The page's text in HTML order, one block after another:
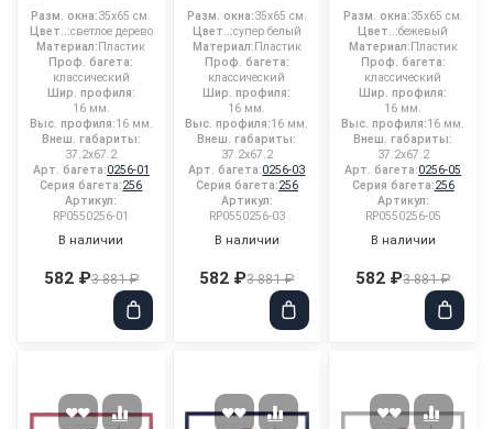
Разм. окна:35x65 см.
Цвет..:светлое дерево
Материал:Пластик
Проф. багета:
классический
Шир. профиля:
16 мм.
Выс. профиля:16 мм.
Внеш. габариты:
37.2x67.2
Арт. багета:0256-01
Серия багета:256
Артикул:
RP0550256-01
В наличии
582 ₽3 881 ₽
Разм. окна:35x65 см.
Цвет..:супер белый
Материал:Пластик
Проф. багета:
классический
Шир. профиля:
16 мм.
Выс. профиля:16 мм.
Внеш. габариты:
37.2x67.2
Арт. багета:0256-03
Серия багета:256
Артикул:
RP0550256-03
В наличии
582 ₽3 881 ₽
Разм. окна:35x65 см.
Цвет..:бежевый
Материал:Пластик
Проф. багета:
классический
Шир. профиля:
16 мм.
Выс. профиля:16 мм.
Внеш. габариты:
37.2x67.2
Арт. багета:0256-05
Серия багета:256
Артикул:
RP0550256-05
В наличии
582 ₽3 881 ₽